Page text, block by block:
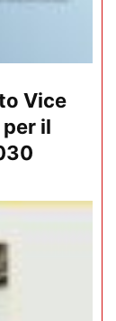
Vice
per il